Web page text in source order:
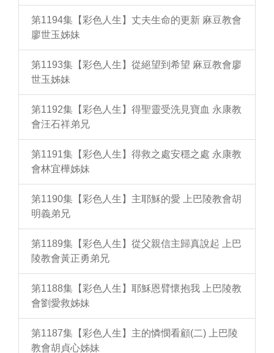
第1194集【彩色人生】丈夫生命的更新 麻豆教會
廖世玉姊妹
第1193集【彩色人生】從絕望到希望 麻豆教會廖
世玉姊妹
第1192集【彩色人生】得聖靈受洗見寶血 永康教
會汪石祥弟兄
第1191集【彩色人生】得救之處安穩之處 永康教
會林宜樺姊妹
第1190集【彩色人生】主耶穌的愛 上巴陵教會胡
明義弟兄
第1189集【彩色人生】從父親信主歸真說起 上巴
陵教會黃正勇弟兄
第1188集【彩色人生】耶穌恩臂懷抱我 上巴陵教
會劉愛救姊妹
第1187集【彩色人生】主的憐憫看顧(二) 上巴陵
教會胡貞心姊妹